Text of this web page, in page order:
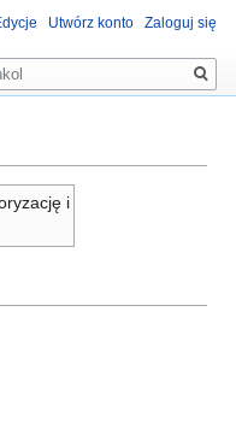
i
Utwórz konto Zaloguj się